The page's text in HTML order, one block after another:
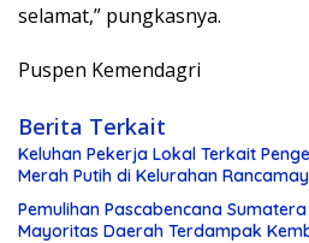
selamat,” pungkasnya.
Puspen Kemendagri
Berita Terkait
Keluhan Pekerja Lokal Terkait
Merah Putih di Kelurahan
Pemulihan Pascabencana
Mayoritas Daerah Terdampak